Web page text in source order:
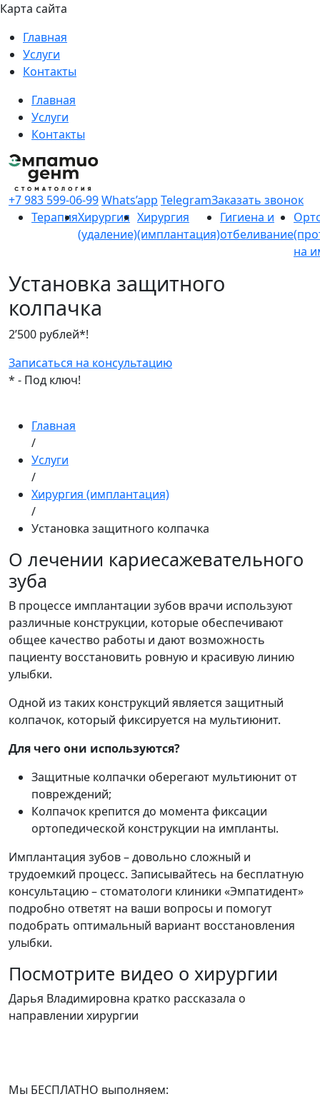
Карта сайта
Главная
Услуги
Контакты
Главная
Услуги
Контакты
+7 983 599-06-99Whats’app TelegramЗаказать звонок
ТерапияХирургия
(удаление)
Хирургия
(имплантация)
Гигиена и
отбеливание
на
Установка защитного
колпачка
2’500 рублей*!
Записаться на консультацию
* - Под ключ!
Главная
/
Услуги
/
Хирургия (имплантация)
/
Установка защитного колпачка
О лечении кариесажевательного
зуба
В процессе имплантации зубов врачи используют
различные конструкции, которые обеспечивают
общее качество работы и дают возможность
пациенту восстановить ровную и красивую линию
улыбки.
Одной из таких конструкций является защитный
колпачок, который фиксируется на мультиюнит.
Для чего они используются?
Защитные колпачки оберегают мультиюнит от
повреждений;
Колпачок крепится до момента фиксации
ортопедической конструкции на импланты.
Имплантация зубов – довольно сложный и
трудоемкий процесс. Записывайтесь на бесплатную
консультацию – стоматологи клиники «Эмпатидент»
подробно ответят на ваши вопросы и помогут
подобрать оптимальный вариант восстановления
улыбки.
Посмотрите видео о хирургии
Дарья Владимировна кратко рассказала о
направлении хирургии
Мы БЕСПЛАТНО выполняем: